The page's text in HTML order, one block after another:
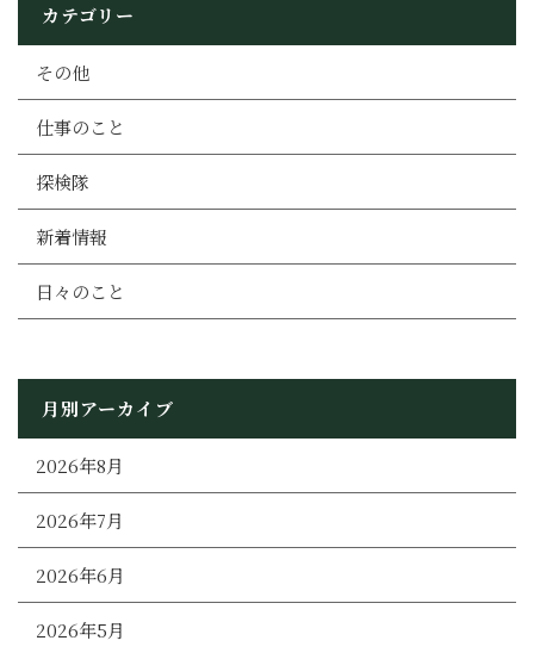
カテゴリー
その他
仕事のこと
探検隊
新着情報
日々のこと
月別アーカイブ
2026年8月
2026年7月
2026年6月
2026年5月